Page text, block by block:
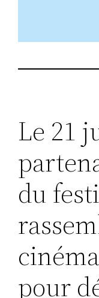
Le 21
du
pour